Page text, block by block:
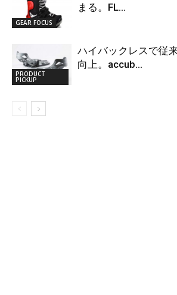
GEAR FOCUS
まる。FL...
PRODUCT
PICKUP
ハイバックレスで従
向上。accub...